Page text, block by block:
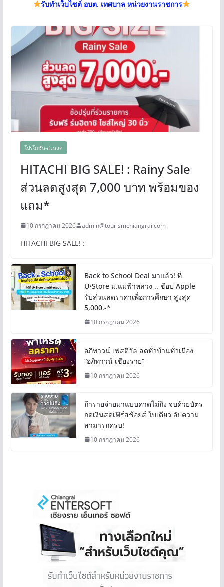
รับทำเว็บไซต์ อบต. เทศบาล หน่วยงานราชการ
โปรโมชั่น-ส่วนลด
HITACHI BIG SALE! : Rainy Sale
ส่วนลดสูงสุด 7,000 บาท พร้อมของ
แถม*
10 กรกฎาคม 2026 admin@tourismchiangrai.com
HITACHI BIG SALE! :
Back to School Deal มาแล้ว! ที่
U•Store ม.แม่ฟ้าหลวง .. ช้อป Apple
รับส่วนลดราคาเพื่อการศึกษา สูงสุด
5,000.-*
10 กรกฎาคม 2026
อภิทาวน์ เฟสติวัล ลดทั่วบ้านทั่วเมือง
“อภิทาวน์ เชียงราย”
10 กรกฎาคม 2026
ถ้ารายจ่ายมาแบบคาดไม่ถึง จบด้วยบัตร
กดเงินสดเฟิร์สช้อยส์ ใบเดียว อัปความ
สามารถครบ!
10 กรกฎาคม 2026